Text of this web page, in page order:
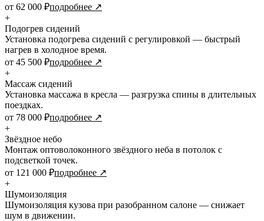
от 62 000 ₽подробнее ↗
+
Подогрев сидений
Установка подогрева сидений с регулировкой — быстрый
нагрев в холодное время.
от 45 500 ₽подробнее ↗
+
Массаж сидений
Установка массажа в кресла — разгрузка спины в длительных
поездках.
от 78 000 ₽подробнее ↗
+
Звёздное небо
Монтаж оптоволоконного звёздного неба в потолок с
подсветкой точек.
от 121 000 ₽подробнее ↗
+
Шумоизоляция
Шумоизоляция кузова при разобранном салоне — снижает
шум в движении.